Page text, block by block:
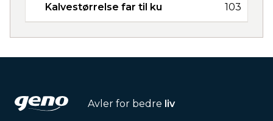
Kalvestørrelse far til ku 103
Avler for bedre liv